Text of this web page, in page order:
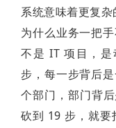
系统意味着更复杂
为什么业务一把
不是 IT 项目，
步，每一步背后
个部门，部门背
砍到 19 步，就